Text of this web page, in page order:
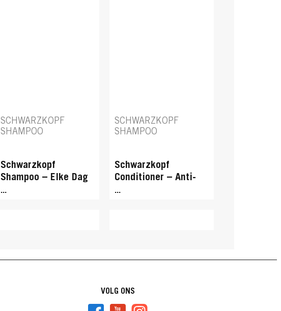
SCHWARZKOPF
SHAMPOO
Schwarzkopf
Shampoo – Elke Dag
...
SCHWARZKOPF
SHAMPOO
Schwarzkopf
Conditioner – Anti-
Klit
...
VOLG ONS